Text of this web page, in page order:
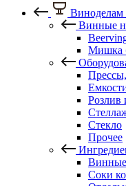
Виноделам
Винные
Мишка
Розлив
Стекло
Прочее
Соки